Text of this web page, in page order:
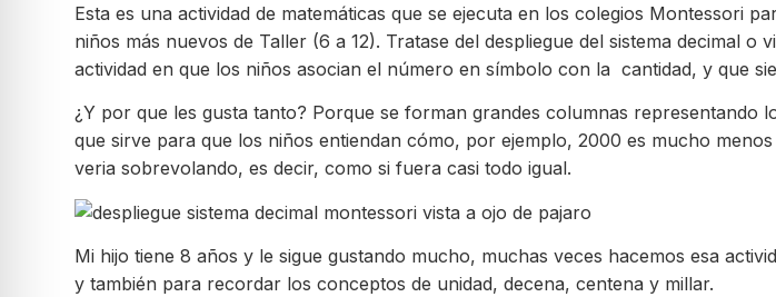
Esta es una actividad de matemáticas que se ejecuta en los colegios Montessori
niños más nuevos de Taller (6 a 12). Tratase del despliegue del sistema decimal
actividad en que los niños asocian el número en símbolo con la cantidad, y que
¿Y por que les gusta tanto? Porque se forman grandes columnas
que sirve para que los niños entiendan cómo, por ejemplo, 2000 es mucho
veria sobrevolando, es decir, como si fuera casi todo igual.
Mi hijo tiene 8 años y le sigue gustando mucho, muchas veces hacemos esa
y también para recordar los conceptos de unidad, decena, centena y millar.